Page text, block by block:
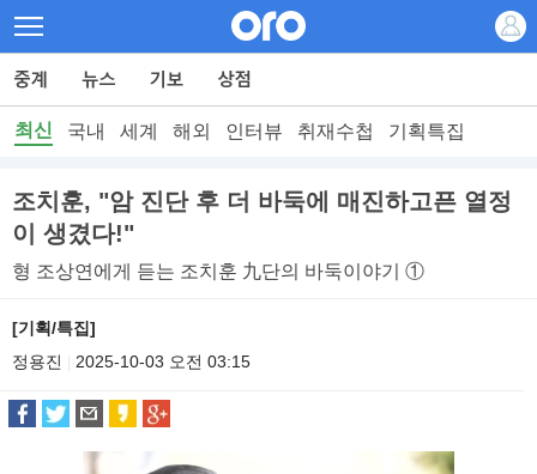
최신 국내 세계 해외 인터뷰 취재수첩 기획특집
조치훈, "암 진단 후 더 바둑에 매진하고픈 열정
이 생겼다!"
형 조상연에게 듣는 조치훈 九단의 바둑이야기 ①
[기획/특집]
정용진
2025-10-03 오전 03:15